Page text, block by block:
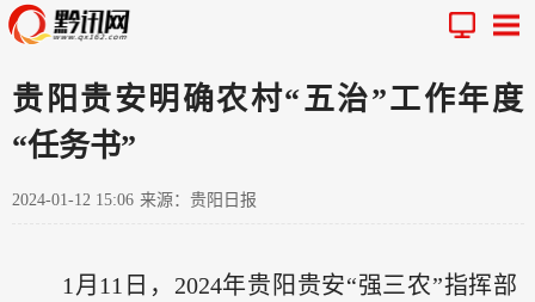
贵阳贵安明确农村“五治”工作年度
“任务书”
2024-01-12 15:06 来源：贵阳日报
1月11日，2024年贵阳贵安“强三农”指挥部